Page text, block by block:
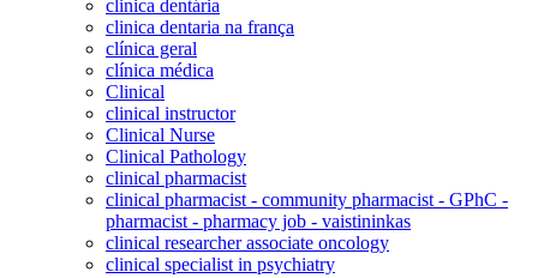
clinica dentária
clinica dentaria na frança
clínica geral
clínica médica
Clinical
clinical instructor
Clinical Nurse
Clinical Pathology
clinical pharmacist
clinical pharmacist - community pharmacist - GPhC -
pharmacist - pharmacy job - vaistininkas
clinical researcher associate oncology
clinical specialist in psychiatry